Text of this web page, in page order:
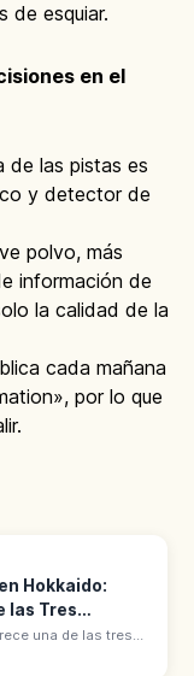
de esquiar.
en el
de las pistas es
y detector de
polvo, más
información de
la calidad de la
cada mañana
por lo que
Hokkaido:
las Tres
una de las tres
de Japón. La